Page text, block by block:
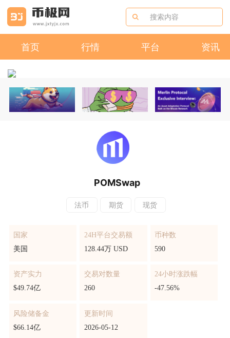
首页 行情 平台 资讯
POMSwap
法币 期货 现货
国家
美国
24H平台交易额
128.44万 USD
币种数
590
资产实力
$49.74亿
交易对数量
260
24小时涨跌幅
-47.56%
风险储备金
$66.14亿
更新时间
2026-05-12